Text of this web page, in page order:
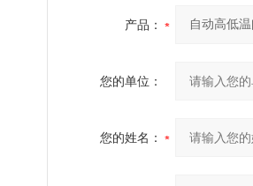
产品：
您的单位：
您的姓名：